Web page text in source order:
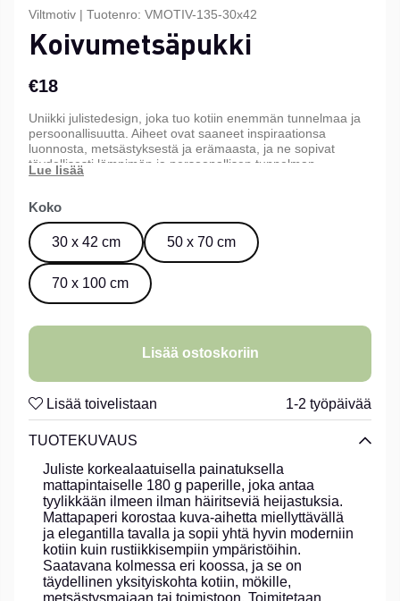
Viltmotiv | Tuotenro: VMOTIV-135-30x42
Koivumetsäpukki
€18
Uniikki julistedesign, joka tuo kotiin enemmän tunnelmaa ja
persoonallisuutta. Aiheet ovat saaneet inspiraationsa
luonnosta, metsästyksestä ja erämaasta, ja ne sopivat
täydellisesti lämpimän ja persoonallisen tunnelman
luomiseen kotiin, mökille tai toimistoon. Saatavana kolmessa
Koko
30 x 42 cm 50 x 70 cm
70 x 100 cm
Lisää ostoskoriin
Lisää toivelistaan 1-2 työpäivää
TUOTEKUVAUS
Juliste korkealaatuisella painatuksella
mattapintaiselle 180 g paperille, joka antaa
tyylikkään ilmeen ilman häiritseviä heijastuksia.
Mattapaperi korostaa kuva-aihetta miellyttävällä
ja elegantilla tavalla ja sopii yhtä hyvin moderniin
kotiin kuin rustiikkisempiin ympäristöihin.
Saatavana kolmessa eri koossa, ja se on
täydellinen yksityiskohta kotiin, mökille,
metsästysmajaan tai toimistoon. Toimitetaan